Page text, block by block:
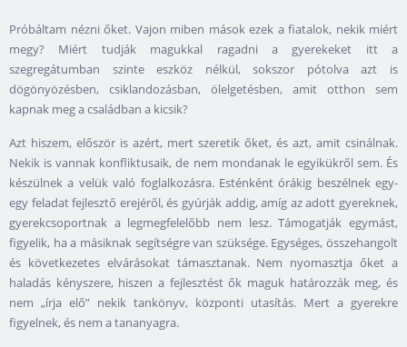
Próbáltam nézni őket. Vajon miben mások ezek a fiatalok, nekik miért
megy? Miért tudják magukkal ragadni a gyerekeket itt a
szegregátumban szinte eszköz nélkül, sokszor pótolva azt is
dögönyözésben, csiklandozásban, ölelgetésben, amit otthon sem
kapnak meg a családban a kicsik?
Azt hiszem, először is azért, mert szeretik őket, és azt, amit csinálnak.
Nekik is vannak konfliktusaik, de nem mondanak le egyikükről sem. És
készülnek a velük való foglalkozásra. Esténként órákig beszélnek egy-
egy feladat fejlesztő erejéről, és gyúrják addig, amíg az adott gyereknek,
gyerekcsoportnak a legmegfelelőbb nem lesz. Támogatják egymást,
figyelik, ha a másiknak segítségre van szüksége. Egységes, összehangolt
és következetes elvárásokat támasztanak. Nem nyomasztja őket a
haladás kényszere, hiszen a fejlesztést ők maguk határozzák meg, és
nem „írja elő” nekik tankönyv, központi utasítás. Mert a gyerekre
figyelnek, és nem a tananyagra.